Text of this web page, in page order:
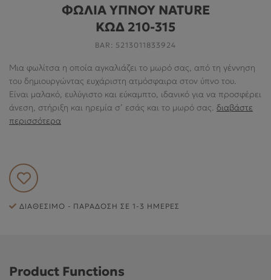
HELP
Ο ΛΟΓΑΡΙΑΣΜΌΣ ΜΟΥ
ΠΛΗΡΟΦΟΡΙΕΣ
ΕΞΥΠΗΡΈΤΗΣΗ ΠΕΛΑΤΏΝ
ΦΩΛΙΑ ΥΠΝΟΥ NATURE
ΚΩΔ 210-315
BAR: 5213011833924
Μια φωλίτσα η οποία αγκαλιάζει το μωρό σας, από τη γέννηση
του δημιουργώντας ευχάριστη ατμόσφαιρα στον ύπνο του.
Είναι μαλακό, ευλύγιστο και εύκαμπτο, ιδανικό για να προσφέρει
άνεση, στήριξη και ηρεμία σ’ εσάς και το μωρό σας. διαβάστε
περισσότερα
ΔΙΑΘΈΣΙΜΟ - ΠΑΡΆΔΟΣΗ ΣΕ 1-3 ΗΜΈΡΕΣ
Product Functions